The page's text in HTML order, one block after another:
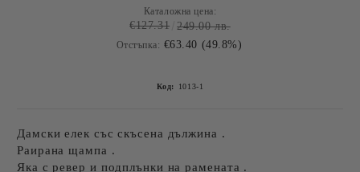
Каталожна цена:
€127.31 249.00 лв.
Отстъпка: €63.40 (49.8%)
Код: 1013-1
Дамски елек със скъсена дължина .
Раирана щампа .
Яка с ревер и подплънки на рамената .